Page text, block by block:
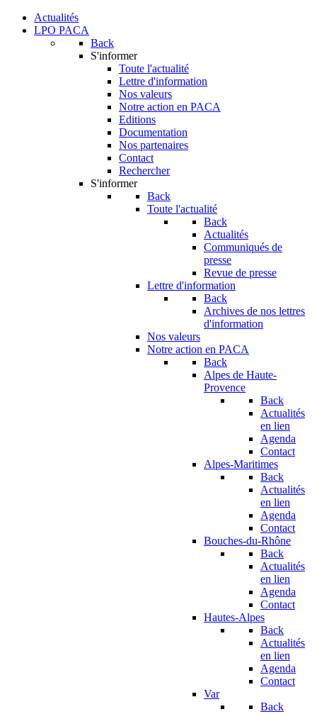
Actualités
LPO PACA
Back
S'informer
Toute l'actualité
Lettre d'information
Nos valeurs
Notre action en PACA
Editions
Documentation
Nos partenaires
Contact
Rechercher
S'informer
Back
Toute l'actualité
Back
Actualités
Communiqués de
presse
Revue de presse
Lettre d'information
Back
Archives de nos lettres
d'information
Nos valeurs
Notre action en PACA
Back
Alpes de Haute-
Provence
Back
Actualités
en lien
Agenda
Contact
Alpes-Maritimes
Back
Actualités
en lien
Agenda
Contact
Bouches-du-Rhône
Back
Actualités
en lien
Agenda
Contact
Hautes-Alpes
Back
Actualités
en lien
Agenda
Contact
Var
Back